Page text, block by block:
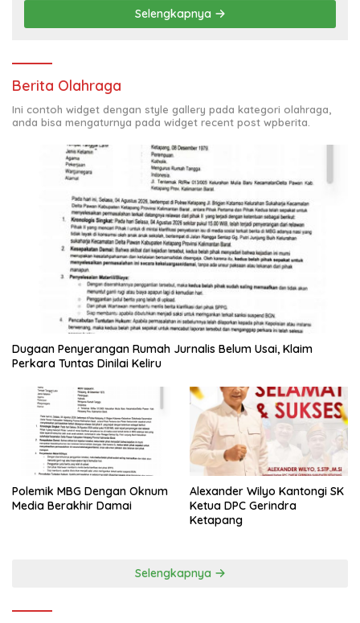
Selengkapnya
Berita Olahraga
Ini contoh widget dengan style gallery pada kategori olahraga,
anda bisa mengaturnya pada widget recent post wpberita.
Dugaan Penyerangan Rumah Jurnalis Belum Usai, Klaim
Perkara Tuntas Dinilai Keliru
Polemik MBG Dengan Oknum
Media Berakhir Damai
Alexander Wilyo Kantongi SK
Ketua DPC Gerindra
Ketapang
Selengkapnya